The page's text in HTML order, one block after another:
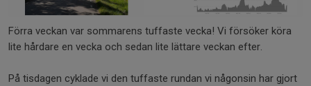
Förra veckan var sommarens tuffaste vecka! Vi försöker köra
lite hårdare en vecka och sedan lite lättare veckan efter.
På tisdagen cyklade vi den tuffaste rundan vi någonsin har gjort